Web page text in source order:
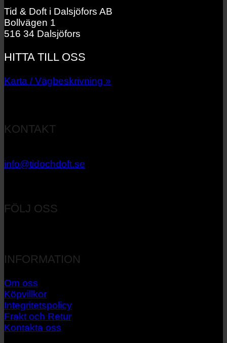
Tid & Doft i Dalsjöfors AB
Bollvägen 1
516 34 Dalsjöfors
HITTA TILL OSS
Karta / Vägbeskrivning »
KONTAKT
info@tidochdoft.se
FÖLJ OSS
INFORMATION
Om oss
Köpvillkor
Integritetspolicy
Frakt och Retur
Kontakta oss